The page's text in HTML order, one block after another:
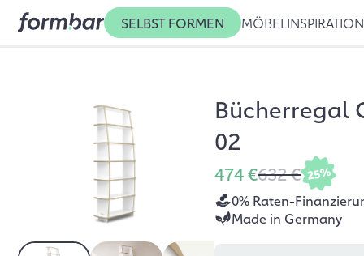
SELBST FORMEN MÖBEL INSPIRATION
Bücherregal
02
474 €632 € 25%
0% Raten-
Made in Germany